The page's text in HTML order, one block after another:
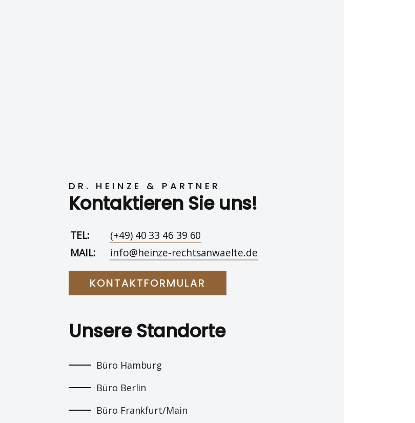
DR. HEINZE & PARTNER
Kontaktieren Sie uns!
TEL:
(+49) 40 33 46 39 60
MAIL:
info@heinze-rechtsanwaelte.de
KONTAKTFORMULAR
Unsere Standorte
Büro Hamburg
Büro Berlin
Büro Frankfurt/Main